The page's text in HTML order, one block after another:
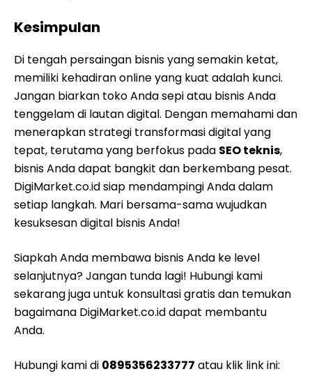
Kesimpulan
Di tengah persaingan bisnis yang semakin ketat,
memiliki kehadiran online yang kuat adalah kunci.
Jangan biarkan toko Anda sepi atau bisnis Anda
tenggelam di lautan digital. Dengan memahami dan
menerapkan strategi transformasi digital yang
tepat, terutama yang berfokus pada SEO teknis,
bisnis Anda dapat bangkit dan berkembang pesat.
DigiMarket.co.id siap mendampingi Anda dalam
setiap langkah. Mari bersama-sama wujudkan
kesuksesan digital bisnis Anda!
Siapkah Anda membawa bisnis Anda ke level
selanjutnya? Jangan tunda lagi! Hubungi kami
sekarang juga untuk konsultasi gratis dan temukan
bagaimana DigiMarket.co.id dapat membantu
Anda.
Hubungi kami di 0895356233777 atau klik link ini: